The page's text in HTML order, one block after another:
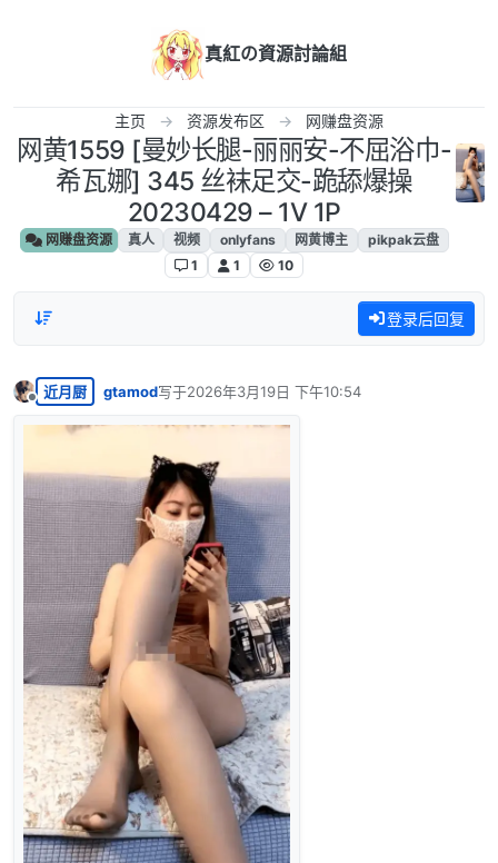
真紅の資源討論組
主页 资源发布区 网赚盘资源
网黄1559 [曼妙长腿-丽丽安-不屈浴巾-
希瓦娜] 345 丝袜足交-跪舔爆操
20230429 – 1V 1P
网赚盘资源 真人 视频 onlyfans 网黄博主
pikpak云盘
1
1 10
登录后回复
离线
近月厨 gtamod写于2026年3月19日 下午10:54
最后由 编辑